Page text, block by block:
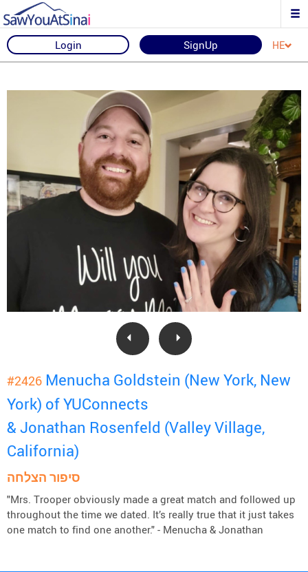
Login SignUp HE
#2426 Menucha Goldstein (New York, New
York) of YUConnects
& Jonathan Rosenfeld (Valley Village,
California)
סיפור הצלחה
"Mrs. Trooper obviously made a great match and followed up
throughout the time we dated. It’s really true that it just takes
one match to find one another." - Menucha & Jonathan